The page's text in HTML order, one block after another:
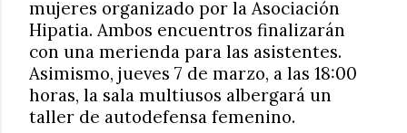
mujeres organizado por la Asociación
Hipatia. Ambos encuentros finalizarán
con una merienda para las asistentes.
Asimismo, jueves 7 de marzo, a las 18:00
horas, la sala multiusos albergará un
taller de autodefensa femenino.